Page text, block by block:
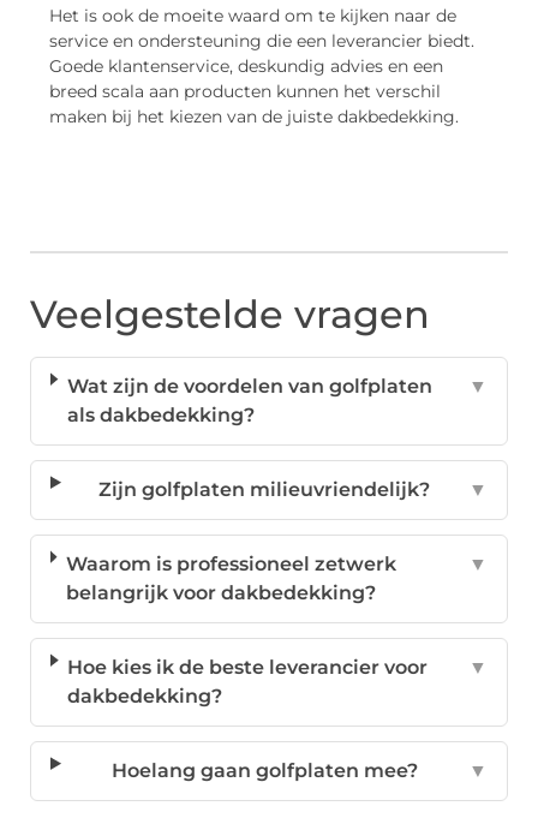
Het is ook de moeite waard om te kijken naar de
service en ondersteuning die een leverancier biedt.
Goede klantenservice, deskundig advies en een
breed scala aan producten kunnen het verschil
maken bij het kiezen van de juiste dakbedekking.
Veelgestelde vragen
Wat zijn de voordelen van golfplaten
als dakbedekking?
▼
Zijn golfplaten milieuvriendelijk? ▼
Waarom is professioneel zetwerk
belangrijk voor dakbedekking?
▼
Hoe kies ik de beste leverancier voor
dakbedekking?
▼
Hoelang gaan golfplaten mee? ▼